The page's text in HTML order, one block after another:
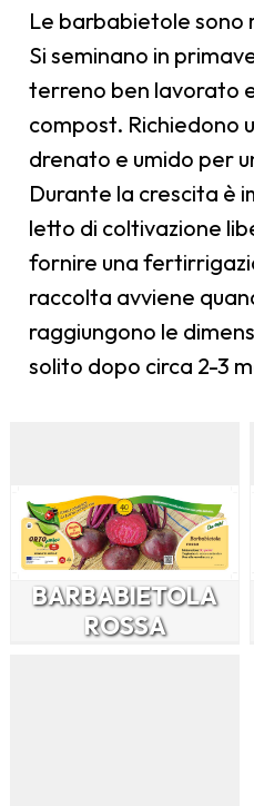
Le barbabietole sono
Si seminano in
terreno ben lavorato
compost. Richiedono
drenato e umido per
Durante la crescita è
letto di coltivazione
fornire una
raccolta avviene
raggiungono le
solito dopo circa 2-3
BARBABIETOLA
ROSSA